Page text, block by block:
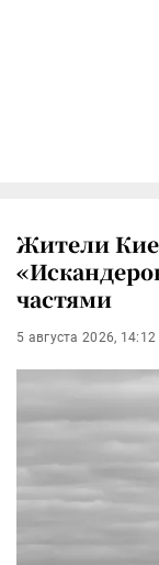
Жители
частями
5 августа 2026, 14:12